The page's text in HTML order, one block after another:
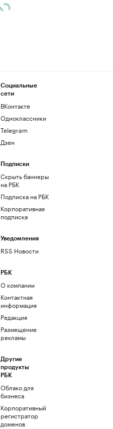
Социальные
сети
ВКонтакте
Одноклассники
Telegram
Дзен
Подписки
Скрыть баннеры
на РБК
Подписка на РБК
Корпоративная
подписка
Уведомления
RSS Новости
РБК
О компании
Контактная
информация
Редакция
Размещение
рекламы
Другие
продукты
РБК
Облако для
бизнеса
Корпоративный
регистратор
доменов